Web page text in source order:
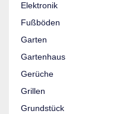
Elektronik
Fußböden
Garten
Gartenhaus
Gerüche
Grillen
Grundstück